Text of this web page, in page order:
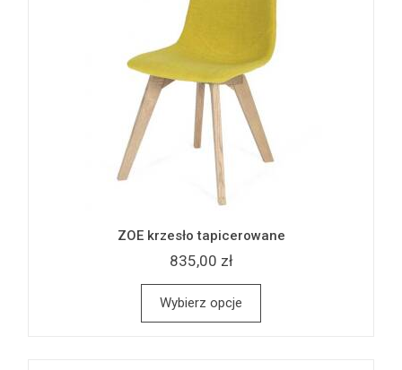
ZOE krzesło tapicerowane
835,00 zł
Wybierz opcje